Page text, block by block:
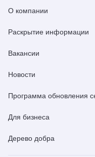
О компании
Раскрытие информации
Вакансии
Новости
Программа обновления
Для бизнеса
Дерево добра